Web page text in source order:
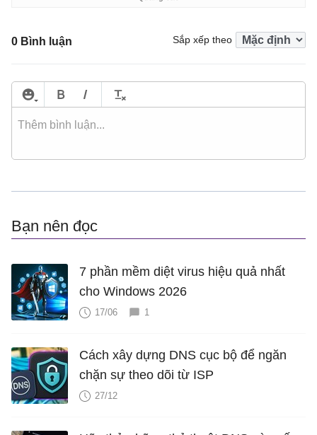
0 Bình luận Sắp xếp theo
Bạn nên đọc
7 phần mềm diệt virus hiệu quả nhất
cho Windows 2026
17/06 1
Cách xây dựng DNS cục bộ để ngăn
chặn sự theo dõi từ ISP
27/12